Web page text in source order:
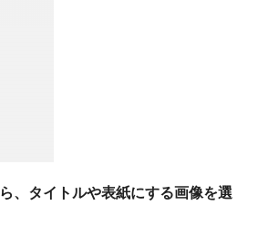
、タイトルや表紙にする画像を選